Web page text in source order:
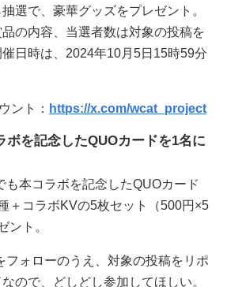
選で、豪華グッズをプレゼント。
の内容、当選者数は対象の投稿を
日時は、2024年10月5日15時59分
ント： https://x.com/wcat_project
ボを記念したQUOカードを1名に
本コラボを記念したQUOカード
＋コラボKVの5枚セット（500円×5
ント。
ォローのうえ、対象の投稿をリポ
ので、どしどし参加してほしい。